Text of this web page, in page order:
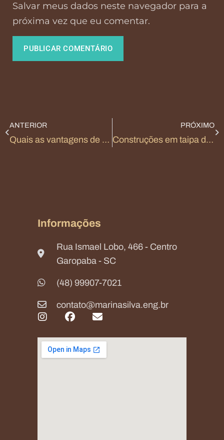
Salvar meus dados neste navegador para a
próxima vez que eu comentar.
ANTERIOR
Quais as vantagens de contratar um engenheiro para a sua obra?
PRÓXIMO
Construções em taipa de mão: conheça as possibilidades para a sua obra
Informações
Rua Ismael Lobo, 466 - Centro
Garopaba - SC
(48) 99907-7021​
contato@marinasilva.eng.br